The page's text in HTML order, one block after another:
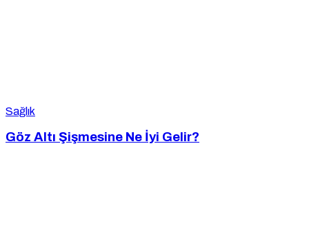
Sağlık
Göz Altı Şişmesine Ne İyi Gelir?